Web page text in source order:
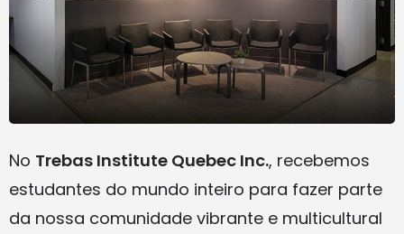
No Trebas Institute Quebec Inc., recebemos
estudantes do mundo inteiro para fazer parte
da nossa comunidade vibrante e multicultural